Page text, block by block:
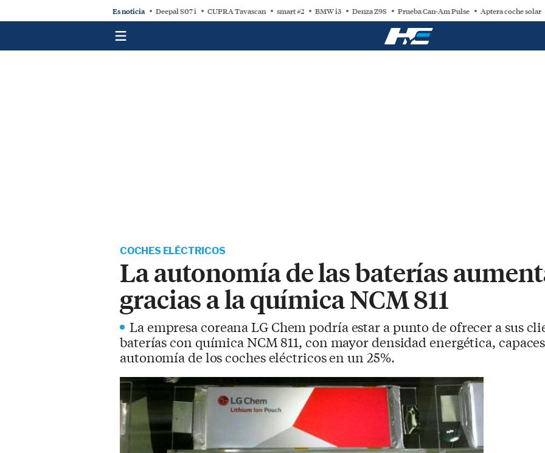
Es noticia Deepal S07 i CUPRA Tavascan smart #2 BMW i3 Denza Z9S Prueba Can-Am Pulse Aptera coche solar
COCHES ELÉCTRICOS
La autonomía de las baterías
gracias a la química NCM 811
La empresa coreana LG Chem podría estar a punto de ofrecer a sus
baterías con química NCM 811, con mayor densidad energética,
autonomía de los coches eléctricos en un 25%.